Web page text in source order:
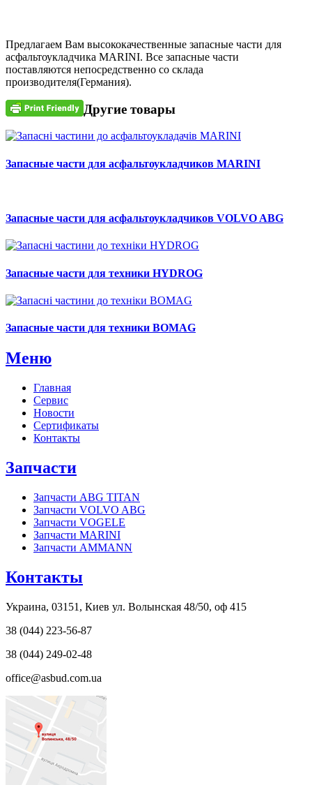
Предлагаем Вам высококачественные запасные части для
асфальтоукладчика MARINI. Все запасные части
поставляются непосредственно со склада
производителя(Германия).
Другие товары
Запасные части для асфальтоукладчиков MARINI
Запасные части для асфальтоукладчиков VOLVO ABG
Запасные части для техники HYDROG
Запасные части для техники BOMAG
Меню
Главная
Сервис
Новости
Сертификаты
Контакты
Запчасти
Запчасти ABG TITAN
Запчасти VOLVO ABG
Запчасти VOGELE
Запчасти MARINI
Запчасти AMMANN
Контакты
Украина, 03151, Киев ул. Волынская 48/50, оф 415
38 (044) 223-56-87
38 (044) 249-02-48
office@asbud.com.ua